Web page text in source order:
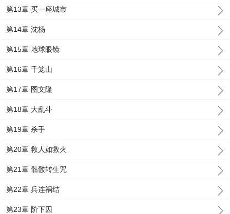
第13章 买一座城市
第14章 沈杨
第15章 地球眼镜
第16章 千笼山
第17章 图文隆
第18章 大乱斗
第19章 杀手
第20章 救人如救火
第21章 骷髅转生咒
第22章 兵连祸结
第23章 阶下囚